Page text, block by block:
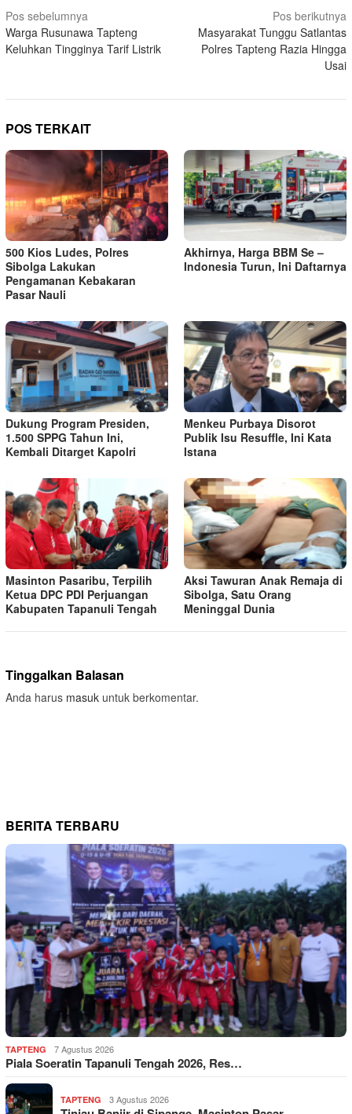
Navigasi
pos
Pos sebelumnya
Warga Rusunawa Tapteng
Keluhkan Tingginya Tarif Listrik
Pos berikutnya
Masyarakat Tunggu Satlantas
Polres Tapteng Razia Hingga
Usai
POS TERKAIT
500 Kios Ludes, Polres
Sibolga Lakukan
Pengamanan Kebakaran
Pasar Nauli
Akhirnya, Harga BBM Se –
Indonesia Turun, Ini Daftarnya
Dukung Program Presiden,
1.500 SPPG Tahun Ini,
Kembali Ditarget Kapolri
Menkeu Purbaya Disorot
Publik Isu Resuffle, Ini Kata
Istana
Masinton Pasaribu, Terpilih
Ketua DPC PDI Perjuangan
Kabupaten Tapanuli Tengah
Aksi Tawuran Anak Remaja di
Sibolga, Satu Orang
Meninggal Dunia
Tinggalkan Balasan
Anda harus masuk untuk berkomentar.
BERITA TERBARU
TAPTENG 7 Agustus 2026
Piala Soeratin Tapanuli Tengah 2026, Res…
TAPTENG 3 Agustus 2026